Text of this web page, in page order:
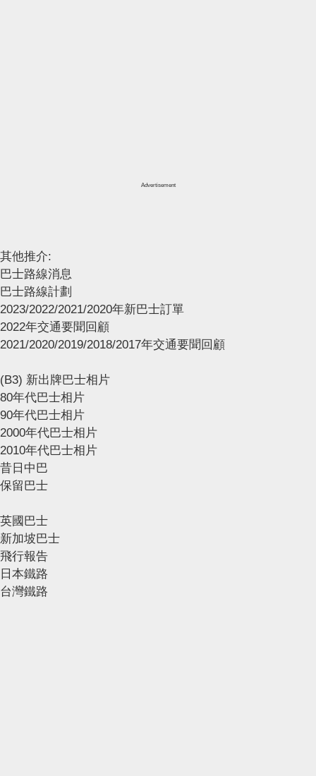
Advertisement
其他推介:
巴士路線消息
巴士路線計劃
2023/2022/2021/2020年新巴士訂單
2022年交通要聞回顧
2021/2020/2019/2018/2017年交通要聞回顧
(B3) 新出牌巴士相片
80年代巴士相片
90年代巴士相片
2000年代巴士相片
2010年代巴士相片
昔日中巴
保留巴士
英國巴士
新加坡巴士
飛行報告
日本鐵路
台灣鐵路